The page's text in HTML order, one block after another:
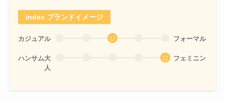
index ブランドイメージ
カジュアル フォーマル
ハンサム大
人
フェミニン